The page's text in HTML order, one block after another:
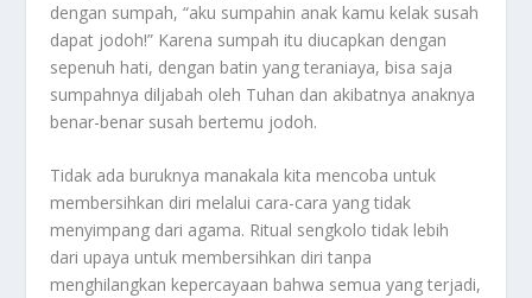
dengan sumpah, “aku sumpahin anak kamu kelak susah
dapat jodoh!” Karena sumpah itu diucapkan dengan
sepenuh hati, dengan batin yang teraniaya, bisa saja
sumpahnya diljabah oleh Tuhan dan akibatnya anaknya
benar-benar susah bertemu jodoh.
Tidak ada buruknya manakala kita mencoba untuk
membersihkan diri melalui cara-cara yang tidak
menyimpang dari agama. Ritual sengkolo tidak lebih
dari upaya untuk membersihkan diri tanpa
menghilangkan kepercayaan bahwa semua yang terjadi,